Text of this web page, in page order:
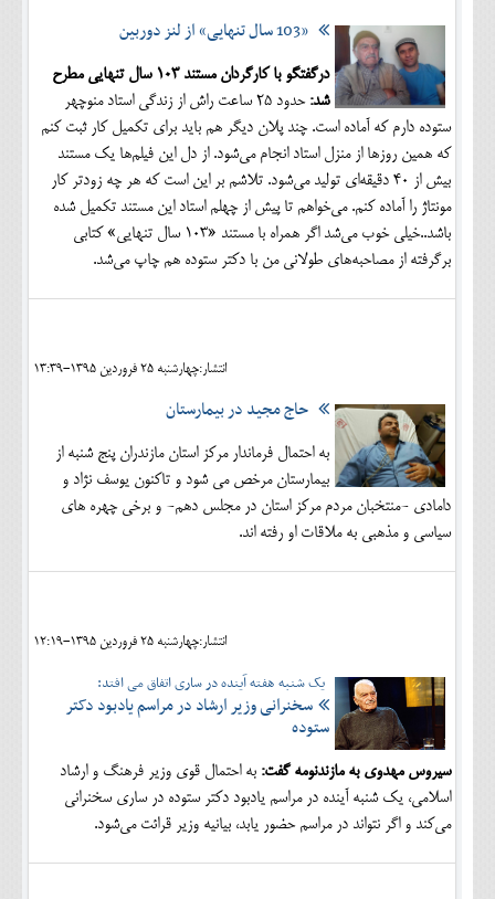
«103 سال تنهایی» از لنز دوربین
درگفتگو با کارگردان مستند 103 سال تنهایی مطرح
شد:
حدود 25 ساعت راش از زندگی استاد منوچهر
ستوده دارم که آماده است. چند پلان دیگر هم باید برای تکمیل کار ثبت کنم
که همین روزها از منزل استاد انجام می‌شود. از دل این فیلم‌ها یک مستند
بیش از 40 دقیقه‌ای تولید می‌شود. تلاشم بر این است که هر چه زودتر کار
مونتاژ را آماده کنم. می‌خواهم تا پیش از چهلم استاد این مستند تکمیل شده
باشد..خیلی خوب می‌شد اگر همراه با مستند «103 سال تنهایی» کتابی
برگرفته از مصاحبه‌های طولانی من با دکتر ستوده هم چاپ می‌شد.
انتشار:چهارشنبه 25 فروردين 1395-13:39
حاج مجید در بیمارستان
به احتمال فرماندار مرکز استان مازندران پنج شنبه از
بیمارستان مرخص می شود و تاکنون یوسف نژاد و
دامادی -منتخبان مردم مرکز استان در مجلس دهم- و برخی چهره های
سیاسی و مذهبی به ملاقات او رفته اند.
انتشار:چهارشنبه 25 فروردين 1395-12:19
یک شنبه هفته آینده در ساری اتفاق می افتد:
سخنرانی وزیر ارشاد در مراسم یادبود دکتر
ستوده
سیروس مهدوی به مازندنومه گفت: به احتمال قوی وزیر فرهنگ و ارشاد
اسلامی، یک شنبه آینده در مراسم یادبود دکتر ستوده در ساری سخنرانی
می‌کند و اگر نتواند در مراسم حضور یابد، بیانیه وزیر قرائت می‌شود.